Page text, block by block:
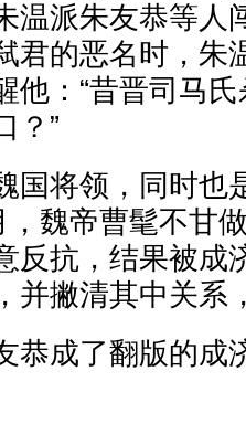
温派朱友恭等人
君的恶名时，朱
他：“昔晋司马
？”
国将领，同时也
魏帝曹髦不甘
反抗，结果被成
并撇清其中关系
恭成了翻版的成